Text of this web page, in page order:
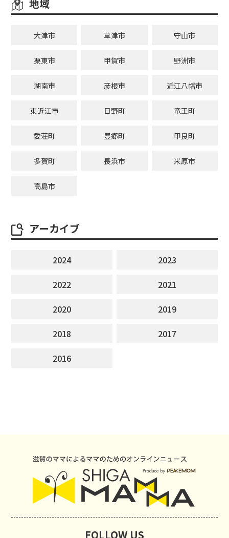
地域
大津市 草津市 守山市
栗東市 甲賀市 野洲市
湖南市 彦根市 近江八幡市
東近江市 日野町 竜王町
愛荘町 豊郷町 甲良町
多賀町 長浜市 米原市
高島市
アーカイブ
2024
2023
2022
2021
2020
2019
2018
2017
2016
FOLLOW US